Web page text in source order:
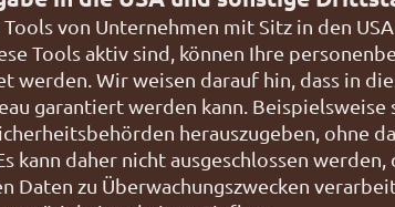
von Unternehmen mit Sitz in den
Tools aktiv sind, können Ihre
Wir weisen darauf hin, dass in
garantiert werden kann.
herauszugeben, ohne
kann daher nicht ausgeschlossen werden,
Daten zu Überwachungszwecken